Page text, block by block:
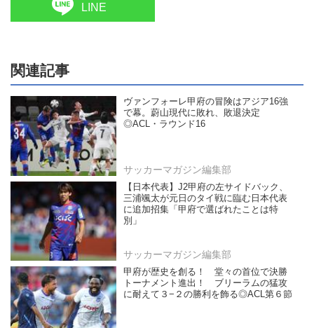
LINE
関連記事
ヴァンフォーレ甲府の冒険はアジア16強
で幕。蔚山現代に敗れ、敗退決定
◎ACL・ラウンド16
サッカーマガジン編集部
【日本代表】J2甲府の左サイドバック、
三浦颯太が元日のタイ戦に臨む日本代表
に追加招集「甲府で選ばれたことは特
別」
サッカーマガジン編集部
甲府が歴史を創る！ 堂々の首位で決勝
トーナメント進出！ ブリーラムの猛攻
に耐えて３−２の勝利を飾る◎ACL第６節